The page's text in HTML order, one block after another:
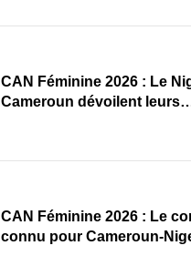
‎CAN Féminine 2026 : Le
Cameroun dévoilent leurs
‎CAN Féminine 2026 : Le
connu pour Cameroun-